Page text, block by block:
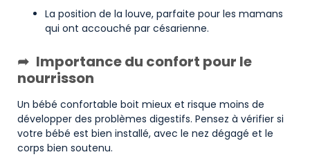
La position de la louve, parfaite pour les mamans
qui ont accouché par césarienne.
Importance du confort pour le
nourrisson
Un bébé confortable boit mieux et risque moins de
développer des problèmes digestifs. Pensez à vérifier si
votre bébé est bien installé, avec le nez dégagé et le
corps bien soutenu.